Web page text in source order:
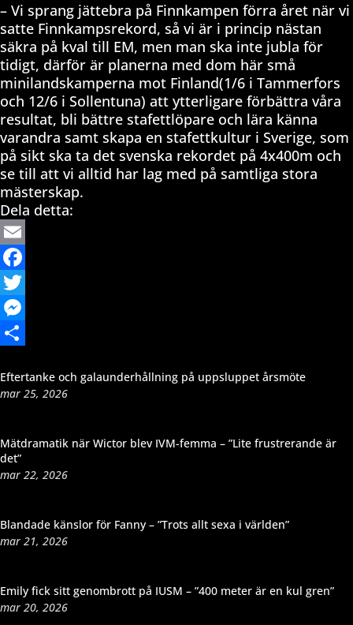
– Vi sprang jättebra på Finnkampen förra året när vi
satte Finnkampsrekord, så vi är i princip nästan
säkra på kval till EM, men man ska inte jubla för
tidigt, därför är planerna med dom här små
minilandskamperna mot Finland(1/6 i Tammerfors
och 12/6 i Sollentuna) att ytterligare förbättra våra
resultat, bli bättre stafettlöpare och lära känna
varandra samt skapa en stafettkultur i Sverige, som
på sikt ska ta det svenska rekordet på 4x400m och
se till att vi alltid har lag med på samtliga stora
mästerskap.
Dela detta:
Email
Facebook
Twitter
Messenger
Eftertanke och galaunderhållning på uppsluppet årsmöte
mar 25, 2026
Mätdramatik när Wictor blev IVM-femma – ”Lite frustrerande är
det”
mar 22, 2026
Blandade känslor för Fanny – ”Trots allt sexa i världen”
mar 21, 2026
Emily fick sitt genombrott på IUSM – ”400 meter är en kul gren”
mar 20, 2026